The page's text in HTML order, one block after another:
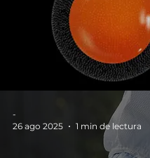
-
26 ago 2025
1 min de lectura